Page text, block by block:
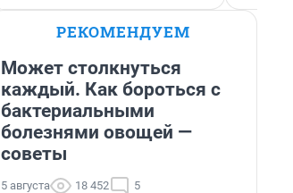
РЕКОМЕНДУЕМ
Может столкнуться
каждый. Как бороться с
бактериальными
болезнями овощей —
советы
5 августа 18 452 5